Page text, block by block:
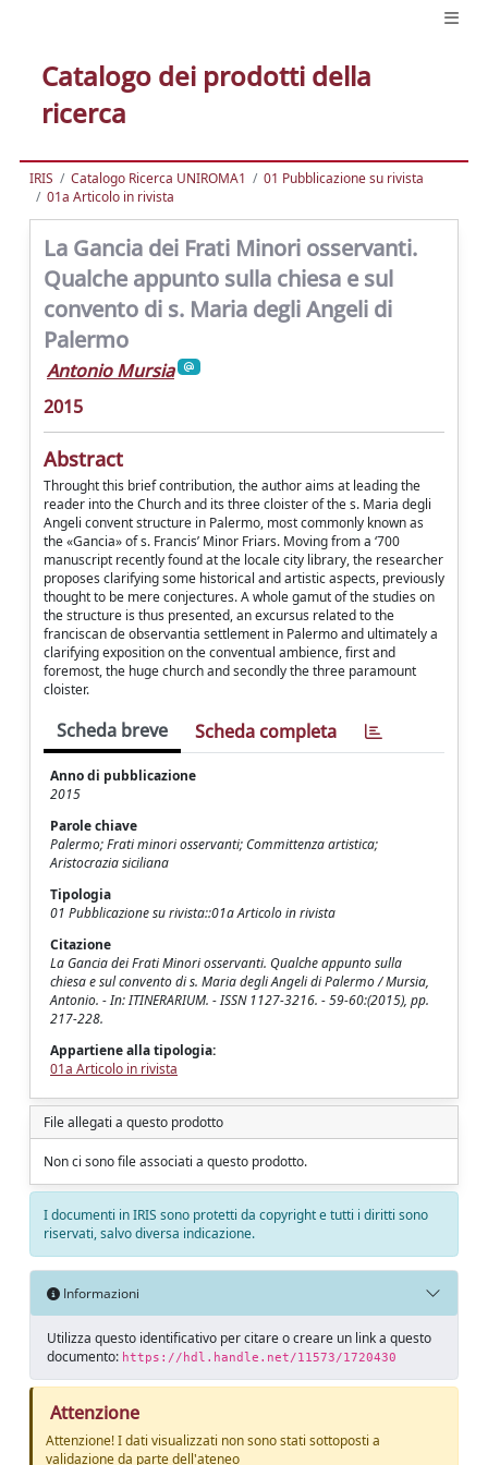
Catalogo dei prodotti della
ricerca
IRIS Catalogo Ricerca UNIROMA1
01 Pubblicazione su rivista
01a Articolo in rivista
La Gancia dei Frati Minori osservanti.
Qualche appunto sulla chiesa e sul
convento di s. Maria degli Angeli di
Palermo
Antonio Mursia
2015
Abstract
Throught this brief contribution, the author aims at leading the
reader into the Church and its three cloister of the s. Maria degli
Angeli convent structure in Palermo, most commonly known as
the «Gancia» of s. Francis’ Minor Friars. Moving from a ‘700
manuscript recently found at the locale city library, the researcher
proposes clarifying some historical and artistic aspects, previously
thought to be mere conjectures. A whole gamut of the studies on
the structure is thus presented, an excursus related to the
franciscan de observantia settlement in Palermo and ultimately a
clarifying exposition on the conventual ambience, first and
foremost, the huge church and secondly the three paramount
cloister.
Scheda breve Scheda completa
Anno di pubblicazione
2015
Parole chiave
Palermo; Frati minori osservanti; Committenza artistica;
Aristocrazia siciliana
Tipologia
01 Pubblicazione su rivista::01a Articolo in rivista
Citazione
La Gancia dei Frati Minori osservanti. Qualche appunto sulla
chiesa e sul convento di s. Maria degli Angeli di Palermo / Mursia,
Antonio. - In: ITINERARIUM. - ISSN 1127-3216. - 59-60:(2015), pp.
217-228.
Appartiene alla tipologia:
01a Articolo in rivista
File allegati a questo prodotto
Non ci sono file associati a questo prodotto.
I documenti in IRIS sono protetti da copyright e tutti i diritti sono
riservati, salvo diversa indicazione.
Informazioni
Utilizza questo identificativo per citare o creare un link a questo
documento: https://hdl.handle.net/11573/1720430
Attenzione
Attenzione! I dati visualizzati non sono stati sottoposti a
validazione da parte dell'ateneo